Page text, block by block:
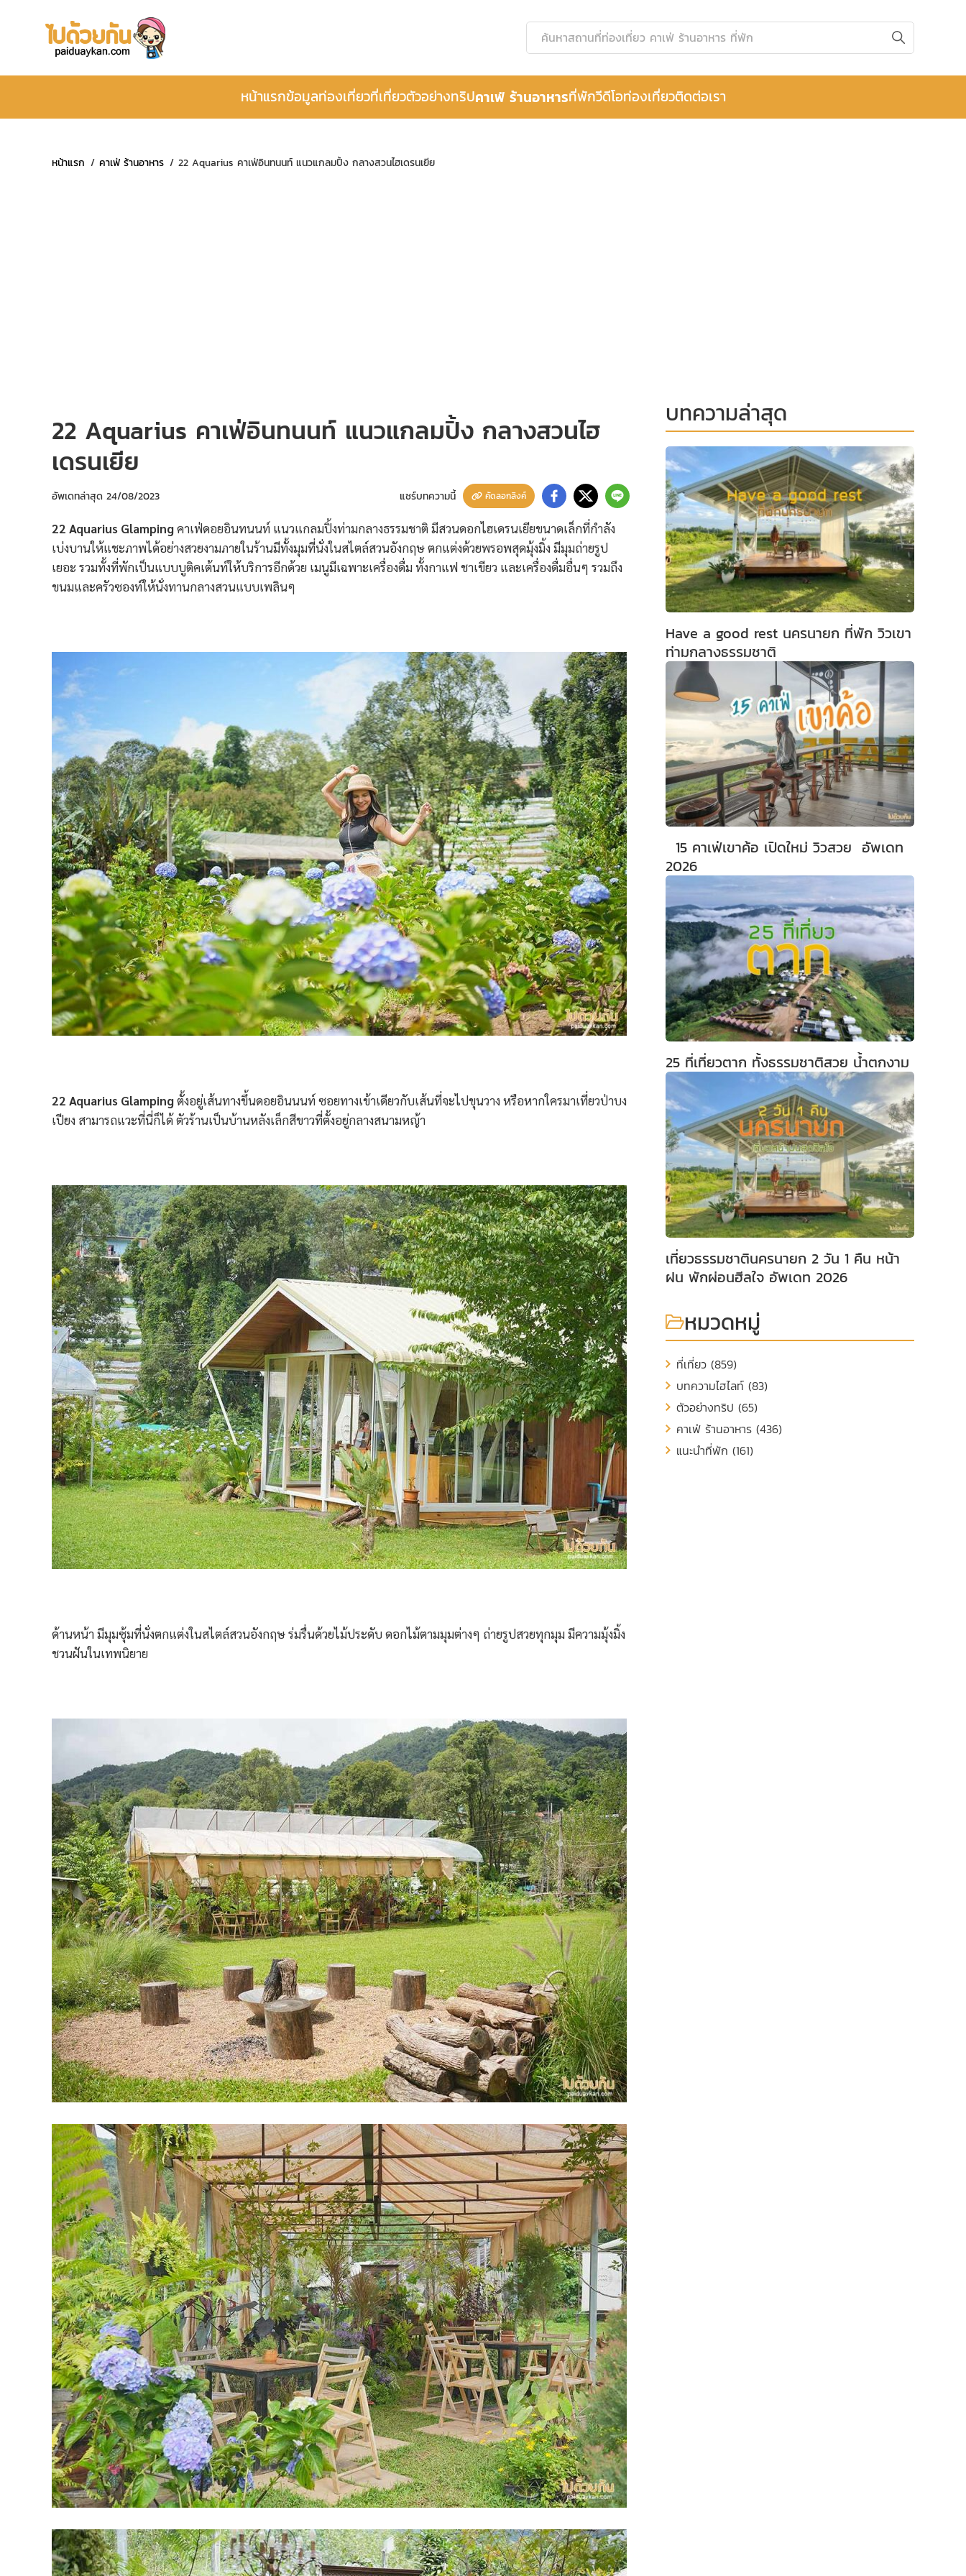
หน้าแรกข้อมูลท่องเที่ยวที่เที่ยวตัวอย่างทริปคาเฟ่ ร้านอาหารที่พักวีดีโอท่องเที่ยวติดต่อเรา
หน้าแรก คาเฟ่ ร้านอาหาร 22 Aquarius คาเฟ่อินทนนท์ แนวแกลมปิ้ง กลางสวนไฮเดรนเยีย
22 Aquarius คาเฟ่อินทนนท์ แนวแกลมปิ้ง กลางสวนไฮ
เดรนเยีย
อัพเดทล่าสุด 24/08/2023 แชร์บทความนี้ คัดลอกลิงค์
22 Aquarius Glampingคาเฟ่ดอยอินทนนท์ แนวแกลมปิ้งท่ามกลางธรรมชาติ มีสวนดอกไฮเดรนเยียขนาดเล็กที่กำลัง
เบ่งบานให้แชะภาพได้อย่างสวยงามภายในร้านมีทั้งมุมที่นั่งในสไตล์สวนอังกฤษ ตกแต่งด้วยพรอพสุดมุ้งมิ้ง มีมุมถ่ายรูป
เยอะ รวมทั้งที่พักเป็นแบบบูติคเต้นท์ให้บริการอีกด้วย เมนูมีเฉพาะเครื่องดื่ม ทั้งกาแฟ ชาเขียว และเครื่องดื่มอื่นๆ รวมถึง
ขนมและครัวซองท์ให้นั่งทานกลางสวนแบบเพลินๆ
22 Aquarius Glampingตั้งอยู่เส้นทางขึ้นดอยอินนนท์ ซอยทางเข้าเดียวกับเส้นที่จะไปขุนวาง หรือหากใครมาเที่ยวป่าบง
เปียง สามารถแวะที่นี่ก็ได้ ตัวร้านเป็นบ้านหลังเล็กสีขาวที่ตั้งอยู่กลางสนามหญ้า
ด้านหน้า มีมุมซุ้มที่นั่งตกแต่งในสไตล์สวนอังกฤษ ร่มรื่นด้วยไม้ประดับ ดอกไม้ตามมุมต่างๆ ถ่ายรูปสวยทุกมุม มีความมุ้งมิ้ง
ชวนฝันในเทพนิยาย
บทความล่าสุด
Have a good rest นครนายก ที่พัก วิวเขา
ท่ามกลางธรรมชาติ
15 คาเฟ่เขาค้อ เปิดใหม่ วิวสวย อัพเดท
2026
25 ที่เที่ยวตาก ทั้งธรรมชาติสวย น้ำตกงาม
เที่ยวธรรมชาตินครนายก 2 วัน 1 คืน หน้า
ฝน พักผ่อนฮีลใจ อัพเดท 2026
หมวดหมู่
ที่เที่ยว (859)
บทความไฮไลท์ (83)
ตัวอย่างทริป (65)
คาเฟ่ ร้านอาหาร (436)
แนะนำที่พัก (161)